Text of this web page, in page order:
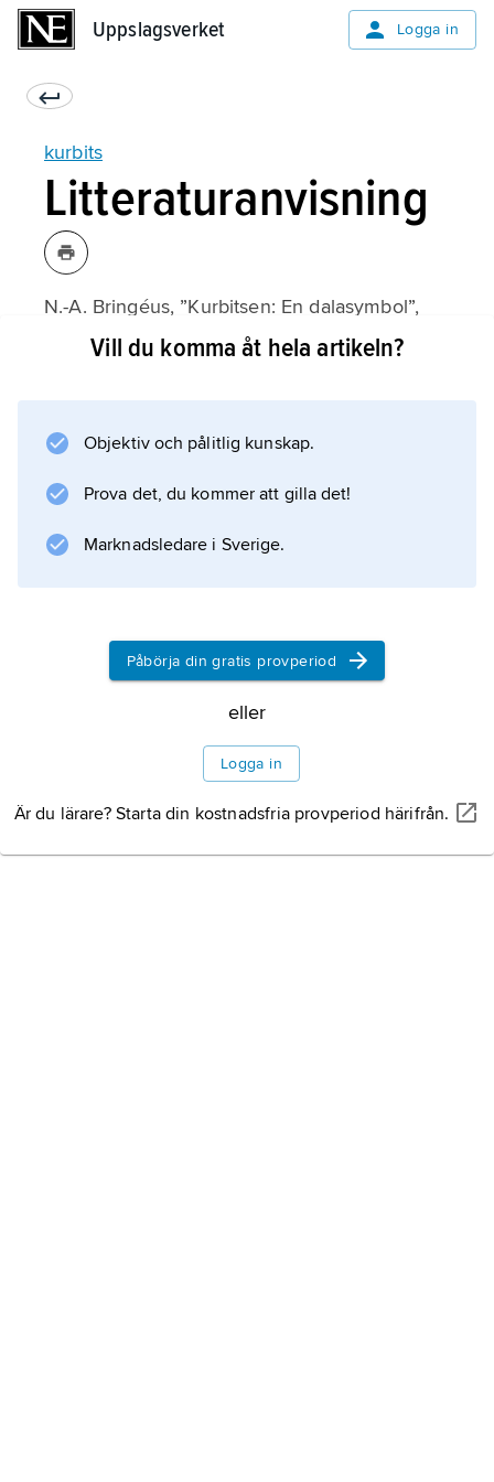
Uppslagsverket Logga in
kurbits
Litteraturanvisning
N.-A. Bringéus, ”Kurbitsen: En dalasymbol”,
Från Kulturdagarna i Bonäs bygdegård
Vill du komma åt hela artikeln?
Objektiv och pålitlig kunskap.
Prova det, du kommer att gilla det!
Marknadsledare i Sverige.
Påbörja din gratis provperiod
eller
Logga in
Är du lärare? Starta din kostnadsfria provperiod härifrån.